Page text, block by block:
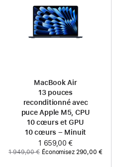
MacBook Air
13 pouces
reconditionné avec
puce Apple M5, CPU
10 cœurs et GPU
10 cœurs – Minuit
Maintenant
1 659,00 €
Ancien
1 949,00 € Économisez 290,00 €